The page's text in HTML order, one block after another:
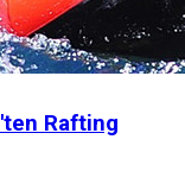
Rafting